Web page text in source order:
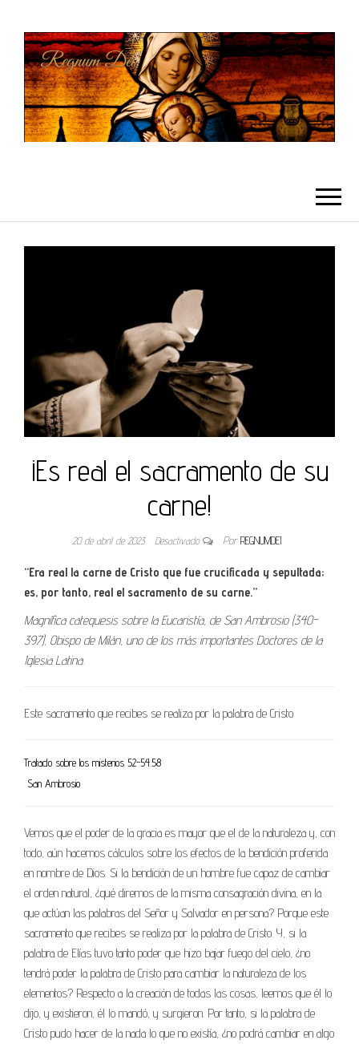
¡Es real el sacramento de su
carne!
20 de abril de 2023 Desactivado Por REGNUMDEI
“Era real la carne de Cristo que fue crucificada y sepultada;
es, por tanto, real el sacramento de su carne.”
Magnífica catequesis sobre la Eucaristía, de San Ambrosio (340-
397), Obispo de Milán, uno de los más importantes Doctores de la
Iglesia Latina.
Este sacramento que recibes se realiza por la palabra de Cristo
Tratado sobre los misterios 52-54.58
San Ambrosio
Vemos que el poder de la gracia es mayor que el de la naturaleza y, con
todo, aún hacemos cálculos sobre los efectos de la bendición proferida
en nombre de Dios. Si la bendición de un hombre fue capaz de cambiar
el orden natural, ¿qué diremos de la misma consagración divina, en la
que actúan las palabras del Señor y Salvador en persona? Porque este
sacramento que recibes se realiza por la palabra de Cristo. Y, si la
palabra de Elías tuvo tanto poder que hizo bajar fuego del cielo, ¿no
tendrá poder la palabra de Cristo para cambiar la naturaleza de los
elementos? Respecto a la creación de todas las cosas, leemos que él lo
dijo, y existieron, él lo mandó, y surgieron. Por tanto, si la palabra de
Cristo pudo hacer de la nada lo que no existía, ¿no podrá cambiar en algo